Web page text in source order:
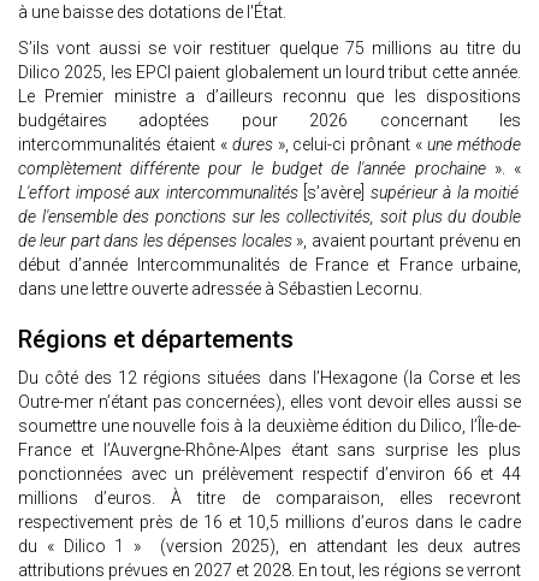
à une baisse des dotations de l'État.
S’ils vont aussi se voir restituer quelque 75 millions au titre du
Dilico 2025, les EPCI paient globalement un lourd tribut cette année.
Le Premier ministre a d’ailleurs reconnu que les dispositions
budgétaires adoptées pour 2026 concernant les
intercommunalités étaient « dures », celui-ci prônant «une méthode
complètement différente pour le budget de l'année prochaine». «
L'effort imposé aux intercommunalités [s’avère] supérieur à la moitié
de l'ensemble des ponctions sur les collectivités, soit plus du double
de leur part dans les dépenses locales », avaient pourtant prévenu en
début d’année Intercommunalités de France et France urbaine,
dans une lettre ouverte adressée à Sébastien Lecornu.
Régions et départements
Du côté des 12 régions situées dans l’Hexagone (la Corse et les
Outre-mer n’étant pas concernées), elles vont devoir elles aussi se
soumettre une nouvelle fois à la deuxième édition du Dilico, l’Île-de-
France et l’Auvergne-Rhône-Alpes étant sans surprise les plus
ponctionnées avec un prélèvement respectif d’environ 66 et 44
millions d’euros. À titre de comparaison, elles recevront
respectivement près de 16 et 10,5 millions d’euros dans le cadre
du « Dilico 1 » (version 2025), en attendant les deux autres
attributions prévues en 2027 et 2028. En tout, les régions se verront